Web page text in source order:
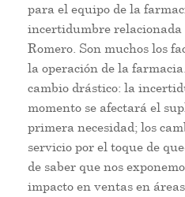
para el equipo de la
incertidumbre
Romero. Son muchos los
la operación de la
cambio drástico: la
momento se afectará el
primera necesidad; los
servicio por el toque de
de saber que nos
impacto en ventas en